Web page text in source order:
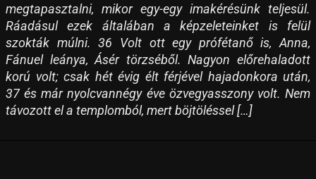
megtapasztalni, mikor egy-egy imakérésünk teljesül.
Ráadásul ezek általában a képzeleteinket is felül
szokták múlni. 36 Volt ott egy prófétanő is, Anna,
Fánuel leánya, Ásér törzséből. Nagyon előrehaladott
korú volt; csak hét évig élt férjével hajadonkora után,
37 és már nyolcvannégy éve özvegyasszony volt. Nem
távozott el a templomból, mert böjtöléssel […]